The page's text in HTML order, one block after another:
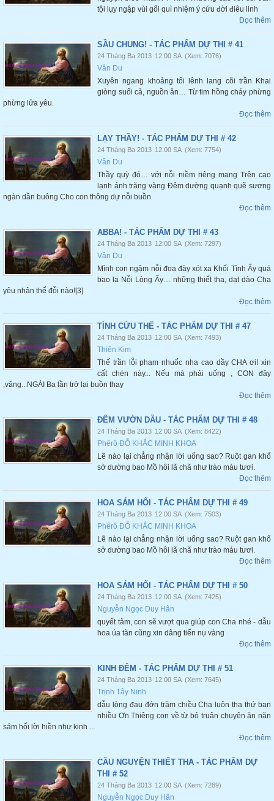
tội lụy ngập vùi gối quì nhiệm ý cứu đời điêu linh
Đọc thêm
SẦU CHUNG! - TÁC PHẨM DỰ THI # 41
24 Tháng Ba 2013 12:00 SA (Xem: 7076)
Vân Du
Xuyên ngang khoảng tối lênh lang cõi trần Khai
giòng suối cả, nguồn ân… Từ tim hồng cháy phừng
phừng lửa yêu.
Đọc thêm
LẠY THẦY! - TÁC PHẨM DỰ THI # 42
24 Tháng Ba 2013 12:00 SA (Xem: 7754)
Vân Du
Thầy quỳ đó… với nỗi niềm riêng mang Trên cao
lạnh ánh trăng vàng Đêm dường quạnh quẽ sương
ngàn dần buông Cho con thông dự nỗi buồn
Đọc thêm
ABBA! - TÁC PHẨM DỰ THI # 43
24 Tháng Ba 2013 12:00 SA (Xem: 7297)
Vân Du
Mình con ngậm nỗi đoạ đày xót xa Khối Tình Ấy quá
bao la Nỗi Lòng Ấy… những thiết tha, dạt dào Cha
yêu nhân thế đỗi nào![3]
Đọc thêm
TÌNH CỨU THẾ - TÁC PHẨM DỰ THI # 47
24 Tháng Ba 2013 12:00 SA (Xem: 7493)
Thiên Kim
Thế trần lỗi phạm nhuốc nha cao dầy CHA ơi! xin
cất chén này... Nếu mà phải uống , CON đây
,vâng...NGÀI Ba lần trở lại buồn thay
Đọc thêm
ĐÊM VƯỜN DẦU - TÁC PHẨM DỰ THI # 48
24 Tháng Ba 2013 12:00 SA (Xem: 8422)
Phêrô ĐỖ KHẮC MINH KHOA
Lẽ nào lại chẳng nhận lời uống sao? Ruột gan khổ
sở dường bao Mồ hôi lã chã như trào máu tươi.
Đọc thêm
HOA SÁM HỐI - TÁC PHẨM DỰ THI # 49
24 Tháng Ba 2013 12:00 SA (Xem: 7503)
Phêrô ĐỖ KHẮC MINH KHOA
Lẽ nào lại chẳng nhận lời uống sao? Ruột gan khổ
sở dường bao Mồ hôi lã chã như trào máu tươi.
Đọc thêm
HOA SÁM HỐI - TÁC PHẨM DỰ THI # 50
24 Tháng Ba 2013 12:00 SA (Xem: 7425)
Nguyễn Ngọc Duy Hân
quyết tâm, con sẽ vượt qua giúp con Cha nhé - dẫu
hoa úa tàn cũng xin dâng tiến nụ vàng
Đọc thêm
KINH ĐÊM - TÁC PHẨM DỰ THI # 51
24 Tháng Ba 2013 12:00 SA (Xem: 7645)
Trịnh Tây Ninh
dẫu lòng đau đớn trăm chiều Cha luôn tha thứ ban
nhiều Ơn Thiêng con về từ bỏ truân chuyên ăn năn
sám hối lời hiền như kinh ...
Đọc thêm
CẦU NGUYỆN THIẾT THA - TÁC PHẨM DỰ
THI # 52
24 Tháng Ba 2013 12:00 SA (Xem: 7289)
Nguyễn Ngọc Duy Hân